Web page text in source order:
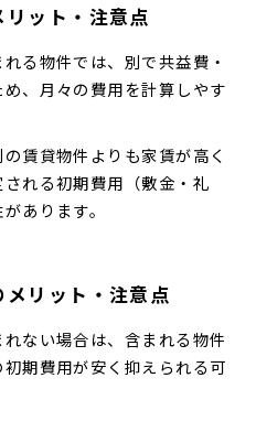
ット・注意点
る物件では、別で共益費・
、月々の費用を計算しやす
賃貸物件よりも家賃が高く
れる初期費用（敷金・礼
あります。
リット・注意点
ない場合は、含まれる物件
期費用が安く抑えられる可